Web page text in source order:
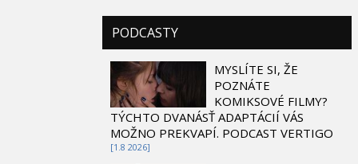
PODCASTY
MYSLÍTE SI, ŽE
POZNÁTE
KOMIKSOVÉ FILMY?
TÝCHTO DVANÁSŤ ADAPTÁCIÍ VÁS
MOŽNO PREKVAPÍ. PODCAST VERTIGO
[1.8 2026]